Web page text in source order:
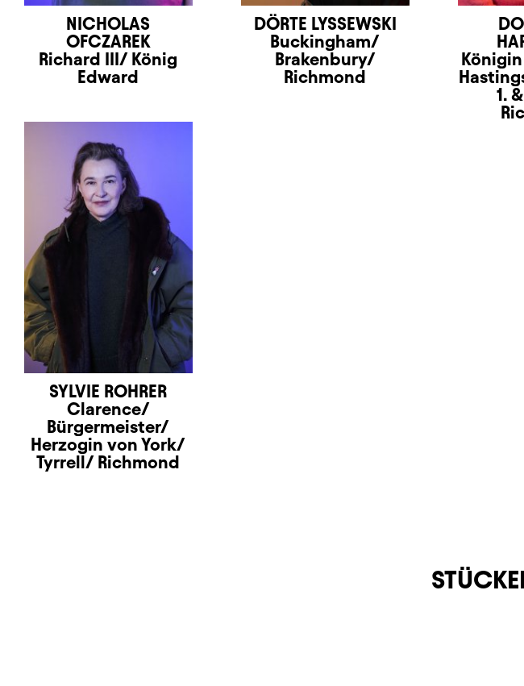
NICHOLAS
OFCZAREK
Richard III/ König
Edward
DÖRTE LYSSEWSKI
Buckingham/
Brakenbury/
Richmond
1.
SYLVIE ROHRER
Clarence/
Bürgermeister/
Herzogin von York/
Tyrrell/ Richmond